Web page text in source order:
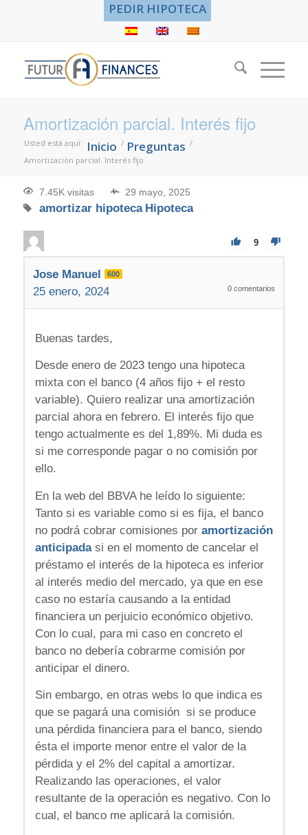
PEDIR HIPOTECA
Amortización parcial. Interés fijo
Usted está aquí: Inicio / Preguntas /
Amortización parcial. Interés fijo
7.45K visitas 29 mayo, 2025
amortizar hipoteca Hipoteca
9
Jose Manuel 600
25 enero, 2024 0 comentarios
Buenas tardes,
Desde enero de 2023 tengo una hipoteca
mixta con el banco (4 años fijo + el resto
variable). Quiero realizar una amortización
parcial ahora en febrero. El interés fijo que
tengo actualmente es del 1,89%. Mi duda es
si me corresponde pagar o no comisión por
ello.
En la web del BBVA he leído lo siguiente:
Tanto si es variable como si es fija, el banco
no podrá cobrar comisiones por amortización
anticipadasi en el momento de cancelar el
préstamo el interés de la hipoteca es inferior
al interés medio del mercado, ya que en ese
caso no estaría causando a la entidad
financiera un perjuicio económico objetivo.
Con lo cual, para mi caso en concreto el
banco no debería cobrarme comisión por
anticipar el dinero.
Sin embargo, en otras webs lo que indica es
que se pagará una comisión si se produce
una pérdida financiera para el banco, siendo
ésta el importe menor entre el valor de la
pérdida y el 2% del capital a amortizar.
Realizando las operaciones, el valor
resultante de la operación es negativo. Con lo
cual, el banco me aplicará la comisión.